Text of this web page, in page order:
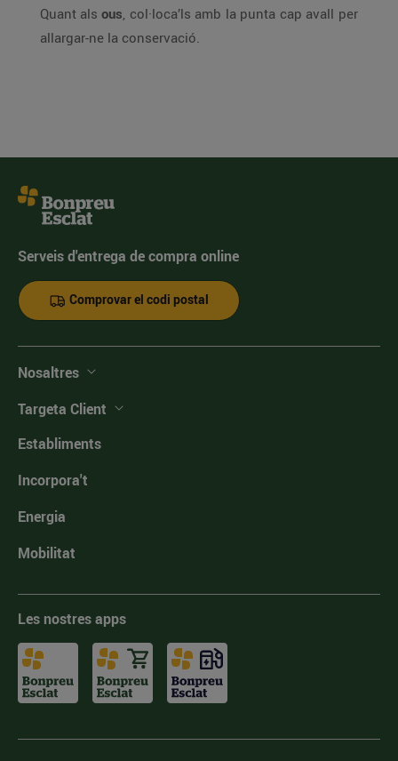
Quant als ous, col·loca’ls amb la punta cap avall per
allargar-ne la conservació.
Serveis d'entrega de compra online
Comprovar el codi postal
Nosaltres
Targeta Client
Establiments
Incorpora't
Energia
Mobilitat
Les nostres apps